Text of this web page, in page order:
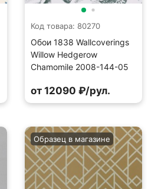
Код товара: 80270
Обои 1838 Wallcoverings
Willow Hedgerow
Chamomile 2008-144-05
от 12090 ₽/рул.
Образец в магазине